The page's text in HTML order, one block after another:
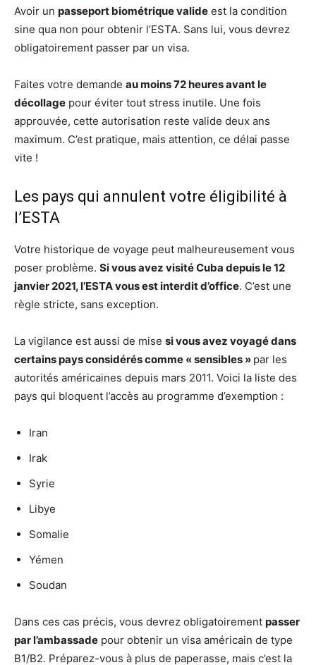
Avoir un passeport biométrique valide est la condition
sine qua non pour obtenir l’ESTA. Sans lui, vous devrez
obligatoirement passer par un visa.
Faites votre demande au moins 72 heures avant le
décollage pour éviter tout stress inutile. Une fois
approuvée, cette autorisation reste valide deux ans
maximum. C’est pratique, mais attention, ce délai passe
vite !
Les pays qui annulent votre éligibilité à
l’ESTA
Votre historique de voyage peut malheureusement vous
poser problème. Si vous avez visité Cuba depuis le 12
janvier 2021, l’ESTA vous est interdit d’office. C’est une
règle stricte, sans exception.
La vigilance est aussi de mise si vous avez voyagé dans
certains pays considérés comme « sensibles » par les
autorités américaines depuis mars 2011. Voici la liste des
pays qui bloquent l’accès au programme d’exemption :
Iran
Irak
Syrie
Libye
Somalie
Yémen
Soudan
Dans ces cas précis, vous devrez obligatoirement passer
par l’ambassade pour obtenir un visa américain de type
B1/B2. Préparez-vous à plus de paperasse, mais c’est la